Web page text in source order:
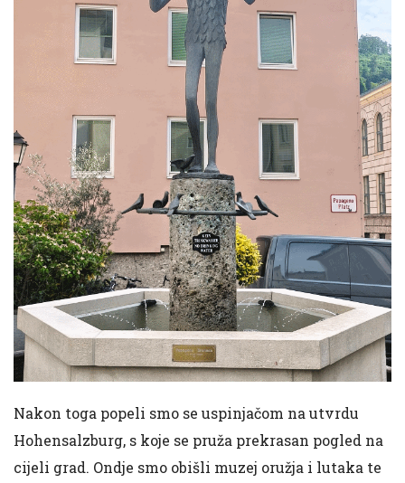
Nakon toga popeli smo se uspinjačom na utvrdu
Hohensalzburg, s koje se pruža prekrasan pogled na
cijeli grad. Ondje smo obišli muzej oružja i lutaka te